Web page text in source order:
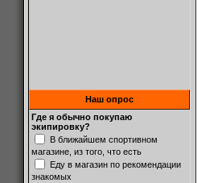
Наш опрос
Где я обычно покупаю
экипировку?
В ближайшем спортивном
магазине, из того, что есть
Еду в магазин по рекомендации
знакомых